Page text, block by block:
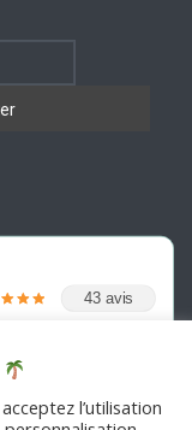
43 avis
l’utilisation